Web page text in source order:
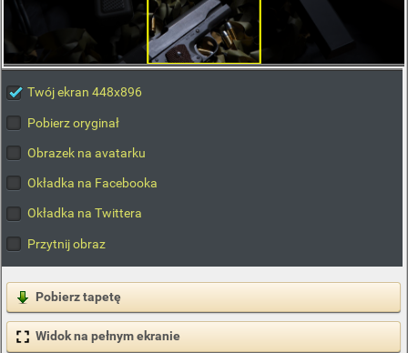
Twój ekran 448x896
Pobierz oryginał
Obrazek na avatarku
Okładka na Facebooka
Okładka na Twittera
Przytnij obraz
Pobierz tapetę
Widok na pełnym ekranie